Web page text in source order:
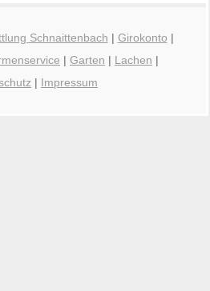
Schnaittenbach | Girokonto |
| Garten | Lachen |
| Impressum